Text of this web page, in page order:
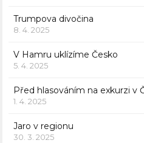
Trumpova divočina
8. 4. 2025
V Hamru uklízíme Česko
5. 4. 2025
Před hlasováním na exkurzi v
1. 4. 2025
Jaro v regionu
30. 3. 2025